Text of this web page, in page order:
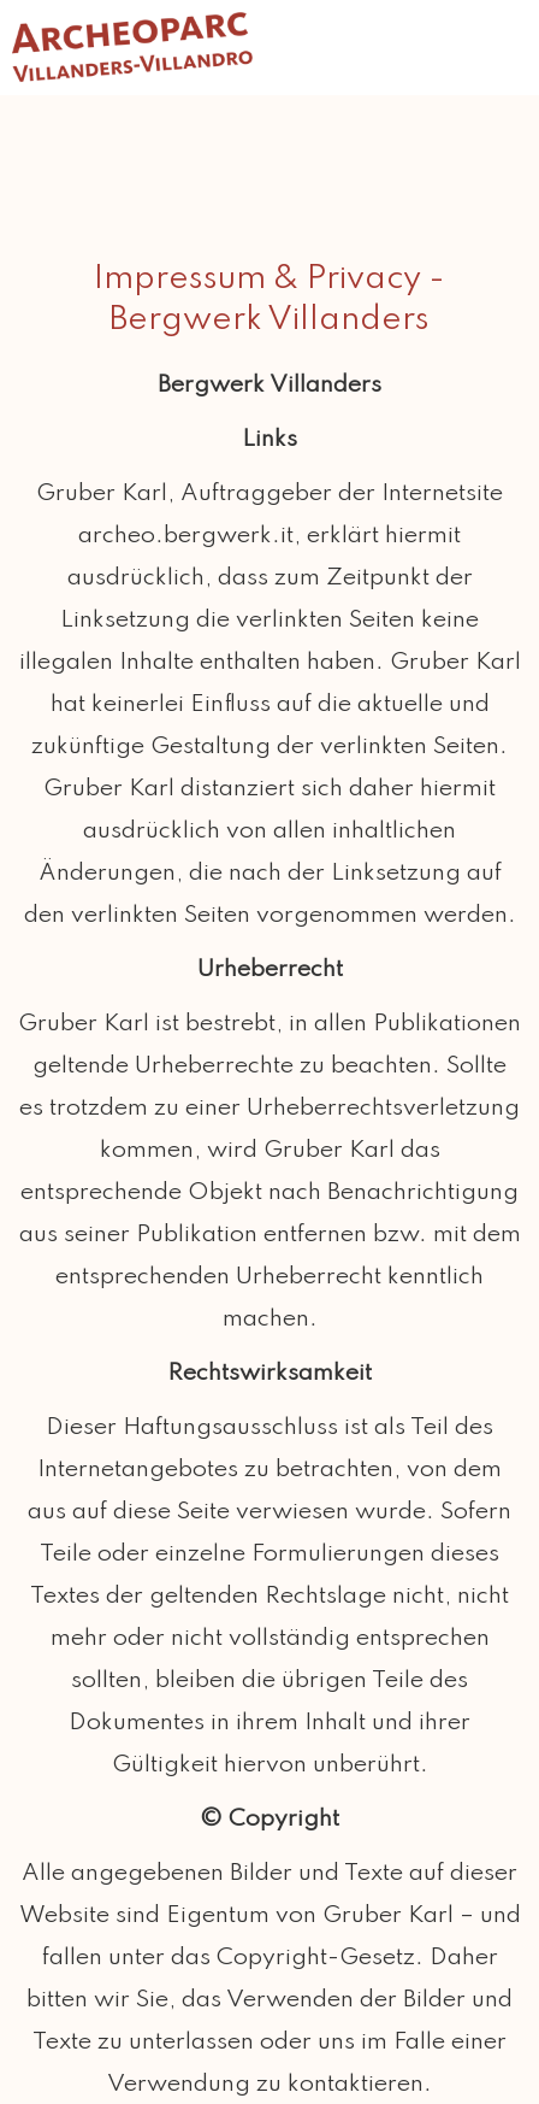
Impressum & Privacy -
Bergwerk Villanders
Bergwerk Villanders
Links
Gruber Karl, Auftraggeber der Internetsite
archeo.bergwerk.it, erklärt hiermit
ausdrücklich, dass zum Zeitpunkt der
Linksetzung die verlinkten Seiten keine
illegalen Inhalte enthalten haben. Gruber Karl
hat keinerlei Einfluss auf die aktuelle und
zukünftige Gestaltung der verlinkten Seiten.
Gruber Karl distanziert sich daher hiermit
ausdrücklich von allen inhaltlichen
Änderungen, die nach der Linksetzung auf
den verlinkten Seiten vorgenommen werden.
Urheberrecht
Gruber Karl ist bestrebt, in allen Publikationen
geltende Urheberrechte zu beachten. Sollte
es trotzdem zu einer Urheberrechtsverletzung
kommen, wird Gruber Karl das
entsprechende Objekt nach Benachrichtigung
aus seiner Publikation entfernen bzw. mit dem
entsprechenden Urheberrecht kenntlich
machen.
Rechtswirksamkeit
Dieser Haftungsausschluss ist als Teil des
Internetangebotes zu betrachten, von dem
aus auf diese Seite verwiesen wurde. Sofern
Teile oder einzelne Formulierungen dieses
Textes der geltenden Rechtslage nicht, nicht
mehr oder nicht vollständig entsprechen
sollten, bleiben die übrigen Teile des
Dokumentes in ihrem Inhalt und ihrer
Gültigkeit hiervon unberührt.
© Copyright
Alle angegebenen Bilder und Texte auf dieser
Website sind Eigentum von Gruber Karl – und
fallen unter das Copyright-Gesetz. Daher
bitten wir Sie, das Verwenden der Bilder und
Texte zu unterlassen oder uns im Falle einer
Verwendung zu kontaktieren.